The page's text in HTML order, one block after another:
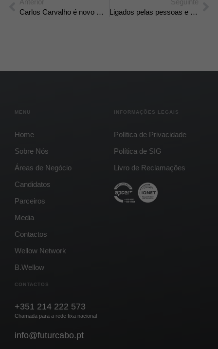
Anterior
Carlos Carvalho é novo CEO da Futurcabo.
Seguinte
Ligados pelas pessoas e pelo ambiente!
MENU
Home
Sobre Nós
Áreas de Negócio
Candidatos
Parceiros
Media
Contactos
Wellow Network
B.Wellow
INFORMAÇÕES LEGAIS
Política de Privacidade
Política de SIG
Livro de Reclamações
CONTACTOS
+351 214 222 573
Chamada para a rede fixa nacional
info@futurcabo.pt